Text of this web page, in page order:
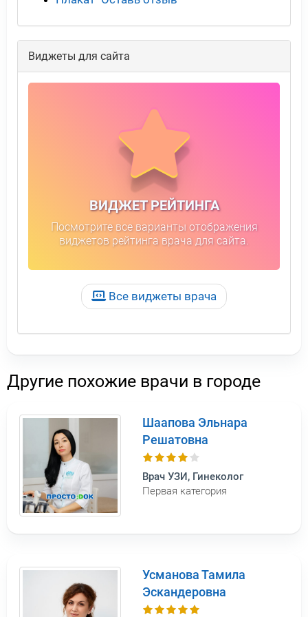
Виджеты для сайта
ВИДЖЕТ РЕЙТИНГА
Посмотрите все варианты отображения
виджетов рейтинга врача для сайта.
Все виджеты врача
Другие похожие врачи в городе
Шаапова Эльнара
Решатовна
Врач УЗИ, Гинеколог
Первая категория
Усманова Тамила
Эскандеровна